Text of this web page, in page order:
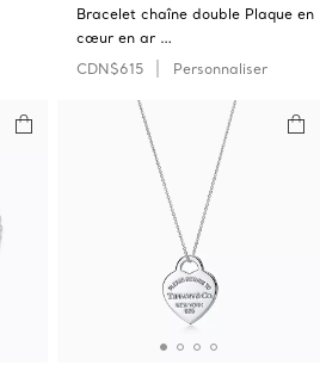
Bracelet chaîne double Plaque en
cœur en ar …
CDN$615
Personnaliser